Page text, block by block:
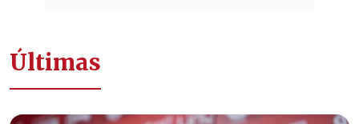
Últimas